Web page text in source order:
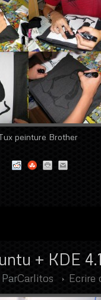
peinture Brother
+ KDE
ParCarlitos Ecrire